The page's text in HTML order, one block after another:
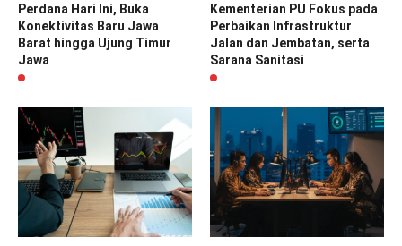
Perdana Hari Ini, Buka
Konektivitas Baru Jawa
Barat hingga Ujung Timur
Jawa
Kementerian PU Fokus pada
Perbaikan Infrastruktur
Jalan dan Jembatan, serta
Sarana Sanitasi